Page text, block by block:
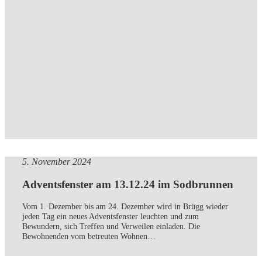
5. November 2024
Adventsfenster am 13.12.24 im Sodbrunnen
Vom 1. Dezember bis am 24. Dezember wird in Brügg wieder
jeden Tag ein neues Adventsfenster leuchten und zum
Bewundern, sich Treffen und Verweilen einladen. Die
Bewohnenden vom betreuten Wohnen…